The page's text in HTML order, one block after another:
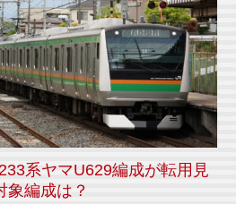
系ヤマU629編成が転用見
象編成は？